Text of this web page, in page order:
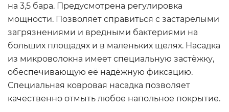
на 3,5 бара. Предусмотрена регулировка
мощности. Позволяет справиться с застарелыми
загрязнениями и вредными бактериями на
больших площадях и в маленьких щелях. Насадка
из микроволокна имеет специальную застёжку,
обеспечивающую её надёжную фиксацию.
Специальная ковровая насадка позволяет
качественно отмыть любое напольное покрытие.